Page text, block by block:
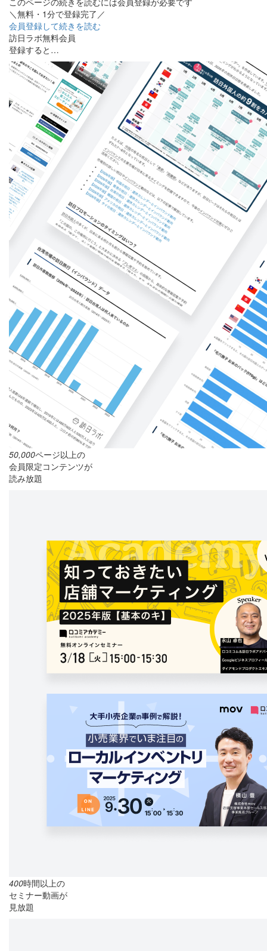
＼無料・1分で登録完了／
会員登録して続きを読む
訪日ラボ無料会員
登録すると…
50,000ページ以上の
会員限定コンテンツが
読み放題
400時間以上の
セミナー動画が
見放題